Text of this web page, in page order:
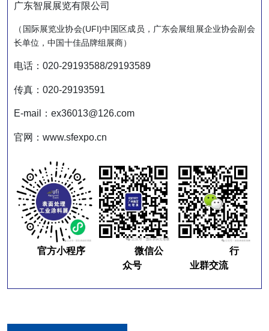
广东智展展览有限公司
（国际展览业协会(UFI)中国区成员，广东会展组展企业协会副会
长单位，中国十佳品牌组展商）
电话：020-29193588/29193589
传真：020-29193591
E-mail：ex36013@126.com
官网：www.sfexpo.cn
官方小程序
微信公
众号
行
业群交流